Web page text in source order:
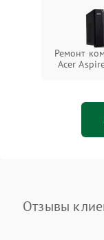
Ремонт
Acer
Отзывы